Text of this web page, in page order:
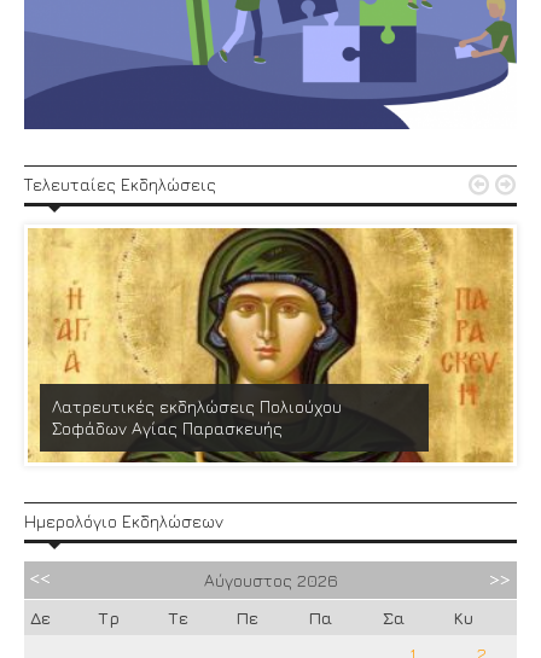
Τελευταίες Εκδηλώσεις
Λατρευτικές εκδηλώσεις Πολιούχου
Σοφάδων Αγίας Παρασκευής
 
Ημερολόγιο Εκδηλώσεων
Αύγουστος 2026
Δε
Τρ Τε Πε Πα Σα
Κυ